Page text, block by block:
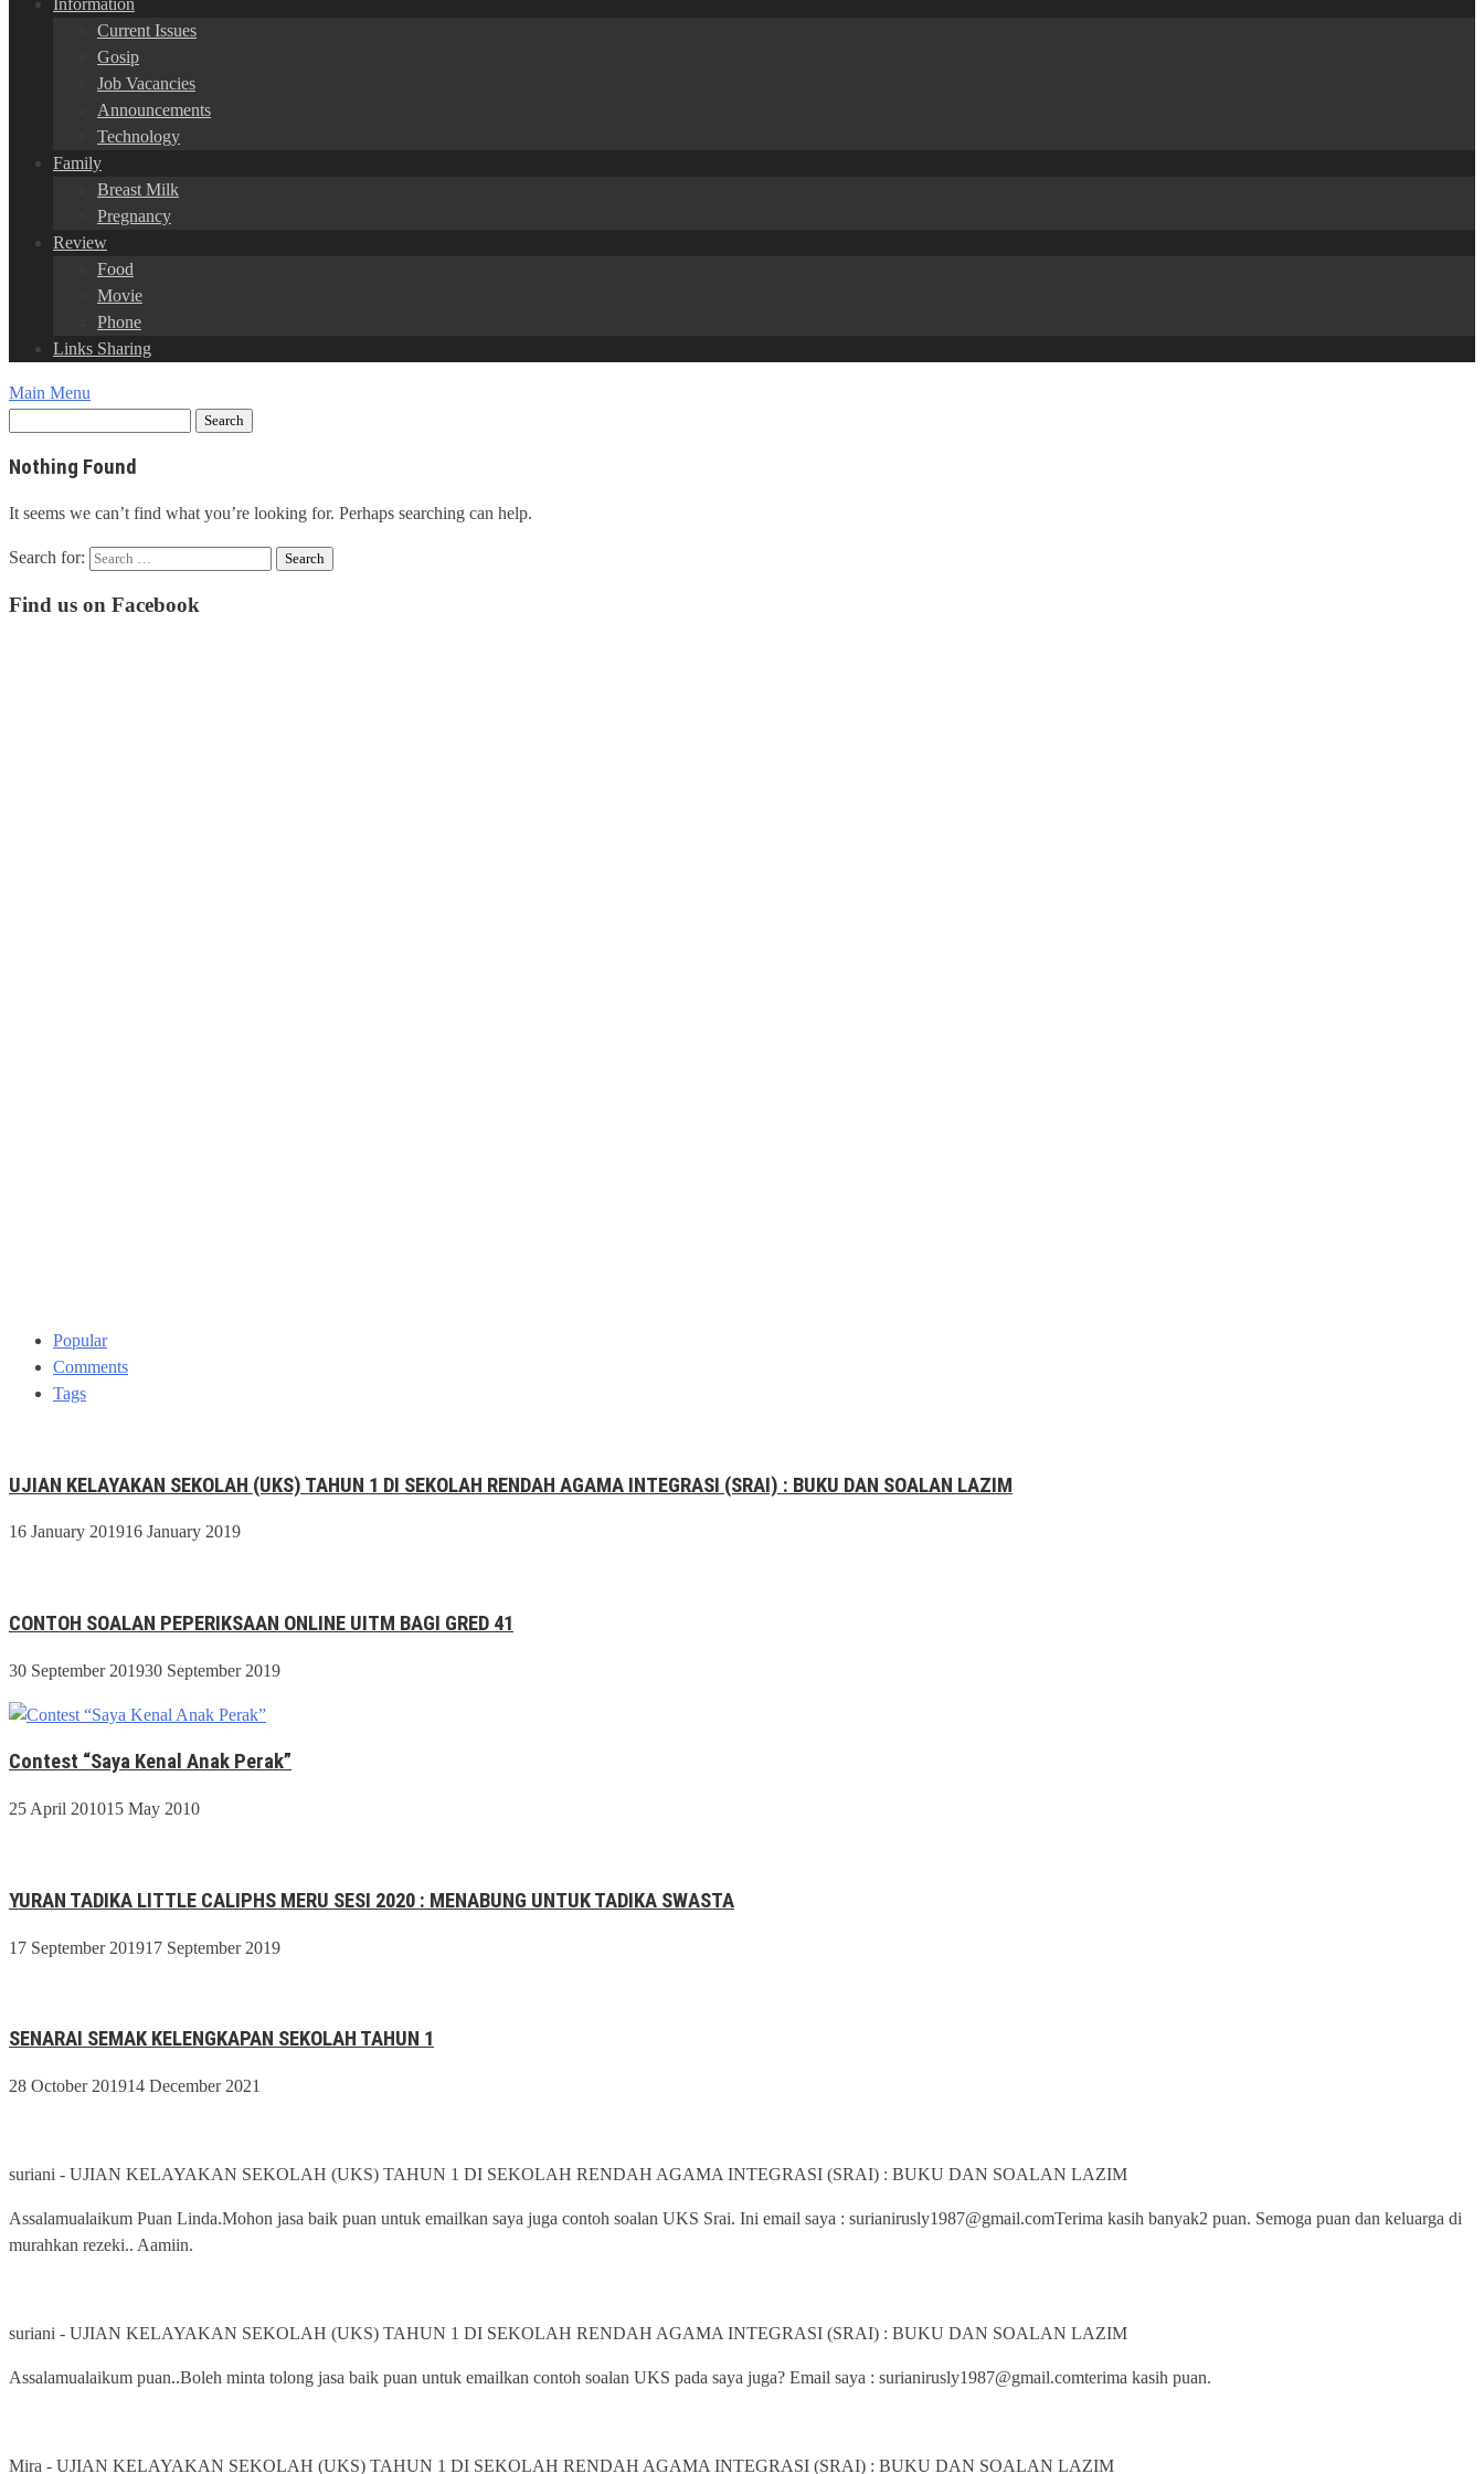
Information
Current Issues
Gosip
Job Vacancies
Announcements
Technology
Family
Breast Milk
Pregnancy
Review
Food
Movie
Phone
Links Sharing
Main Menu
Nothing Found
It seems we can’t find what you’re looking for. Perhaps searching can help.
Search for:
Find us on Facebook
Popular
Comments
Tags
UJIAN KELAYAKAN SEKOLAH (UKS) TAHUN 1 DI SEKOLAH RENDAH AGAMA INTEGRASI (SRAI) : BUKU DAN SOALAN LAZIM
16 January 201916 January 2019
CONTOH SOALAN PEPERIKSAAN ONLINE UITM BAGI GRED 41
30 September 201930 September 2019
Contest “Saya Kenal Anak Perak”
25 April 201015 May 2010
YURAN TADIKA LITTLE CALIPHS MERU SESI 2020 : MENABUNG UNTUK TADIKA SWASTA
17 September 201917 September 2019
SENARAI SEMAK KELENGKAPAN SEKOLAH TAHUN 1
28 October 201914 December 2021
suriani - UJIAN KELAYAKAN SEKOLAH (UKS) TAHUN 1 DI SEKOLAH RENDAH AGAMA INTEGRASI (SRAI) : BUKU DAN SOALAN LAZIM
Assalamualaikum Puan Linda.Mohon jasa baik puan untuk emailkan saya juga contoh soalan UKS Srai. Ini email saya : surianirusly1987@gmail.comTerima kasih banyak2 puan. Semoga puan dan keluarga di
murahkan rezeki.. Aamiin.
suriani - UJIAN KELAYAKAN SEKOLAH (UKS) TAHUN 1 DI SEKOLAH RENDAH AGAMA INTEGRASI (SRAI) : BUKU DAN SOALAN LAZIM
Assalamualaikum puan..Boleh minta tolong jasa baik puan untuk emailkan contoh soalan UKS pada saya juga? Email saya : surianirusly1987@gmail.comterima kasih puan.
Mira - UJIAN KELAYAKAN SEKOLAH (UKS) TAHUN 1 DI SEKOLAH RENDAH AGAMA INTEGRASI (SRAI) : BUKU DAN SOALAN LAZIM